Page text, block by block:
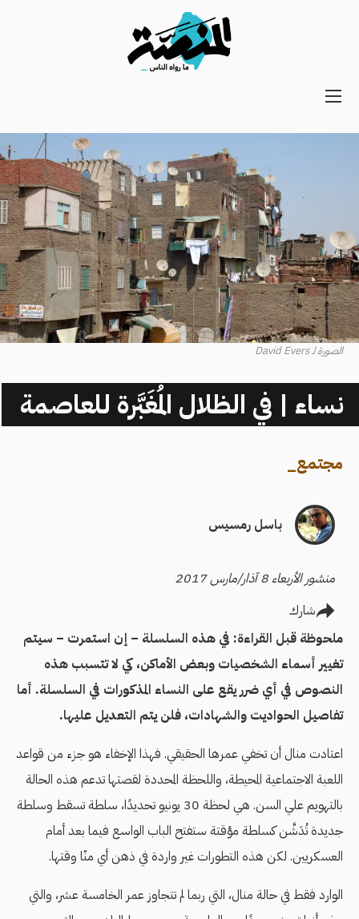
Main
الصورة لـ David Evers
نساء | في الظلال المُغَبَّرة للعاصمة
مجتمع_
باسل رمسيس
منشور الأربعاء 8 آذار/مارس 2017
شارك
ملحوظة قبل القراءة: في هذه السلسلة – إن استمرت – سيتم
تغيير أسماء الشخصيات وبعض الأماكن، كي لا تتسبب هذه
النصوص في أي ضرر يقع على النساء المذكورات في السلسلة. أما
تفاصيل الحواديت والشهادات، فلن يتم التعديل عليها.
اعتادت منال أن تخفي عمرها الحقيقي. فهذا الإخفاء هو جزء من قواعد
اللعبة الاجتماعية المحيطة، واللحظة المحددة لقصتها تدعم هذه الحالة
بالتهويم علي السن. هي لحظة 30 يونيو تحديدًا، سلطة تسقط وسلطة
جديدة تُدَشَّن كسلطة مؤقتة ستفتح الباب الواسع فيما بعد أمام
العسكريين. لكن هذه التطورات غير واردة في ذهن أي منّا وقتها.
الوارد فقط في حالة منال، التي ربما لم تتجاوز عمر الخامسة عشر، والتي